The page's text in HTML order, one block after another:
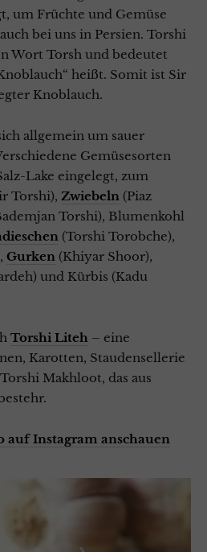
um Früchte und Gemüse
bei uns in Persien. Torshi
Wort Torsh und bedeutet
heißt. Somit ist Sir
Knoblauch.
allgemein um sauer
Gemüsesorten
Lake eingelegt, zum
Torshi), Zwiebeln (Piaz
Torshi), Blumenkohl
(Torshi Torobche),
Gurken (Khiyar Shoor),
und Kürbis (Kadu
Torshi Liteh – eine
Karotten, Staudensellerie
Makhloot, das aus
auf Instagram anschauen